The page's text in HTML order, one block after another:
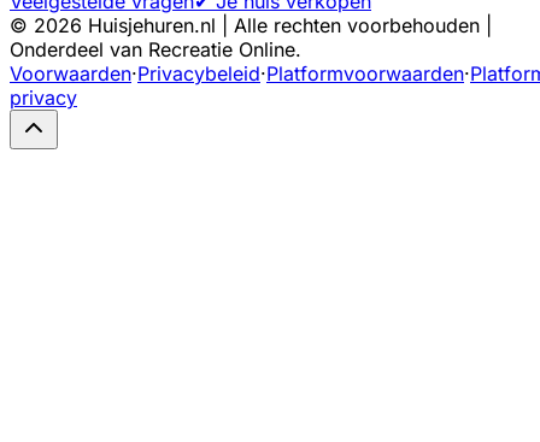
© 2026 Huisjehuren.nl | Alle rechten voorbehouden |
Onderdeel van Recreatie Online.
Voorwaarden·Privacybeleid·Platformvoorwaarden·
privacy